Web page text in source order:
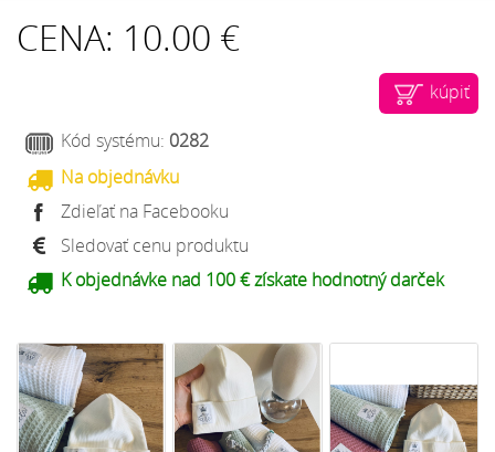
CENA: 10.00 €
kúpiť
Kód systému: 0282
Na objednávku
Zdieľať na Facebooku
Sledovať cenu produktu
K objednávke nad 100 € získate hodnotný darček